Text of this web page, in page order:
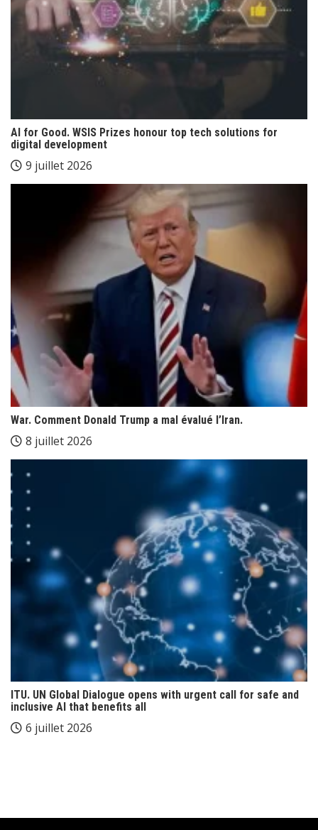
AI for Good. WSIS Prizes honour top tech solutions for
digital development
9 juillet 2026
War. Comment Donald Trump a mal évalué l’Iran.
8 juillet 2026
ITU. UN Global Dialogue opens with urgent call for safe and
inclusive AI that benefits all
6 juillet 2026